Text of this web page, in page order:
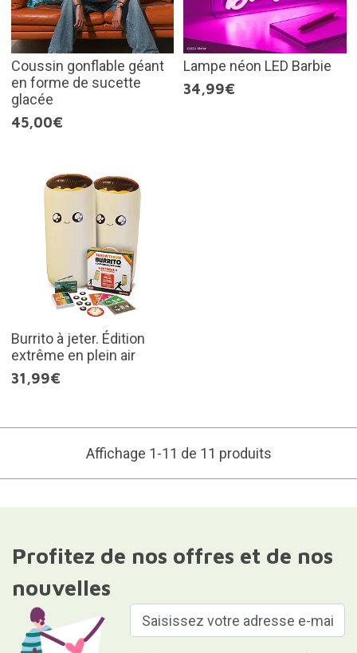
Coussin gonflable géant
en forme de sucette
glacée
45,00€
Lampe néon LED Barbie
34,99€
Burrito à jeter. Édition
extrême en plein air
31,99€
Affichage 1-11 de 11 produits
Profitez de nos offres et de nos
nouvelles